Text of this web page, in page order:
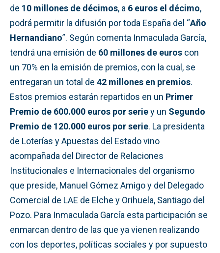
de 10 millones de décimos, a 6 euros el décimo,
podrá permitir la difusión por toda España del “Año
Hernandiano”. Según comenta Inmaculada García,
tendrá una emisión de 60 millones de euros con
un 70% en la emisión de premios, con la cual, se
entregaran un total de 42 millones en premios.
Estos premios estarán repartidos en un Primer
Premio de 600.000 euros por seriey un Segundo
Premio de 120.000 euros por serie. La presidenta
de Loterías y Apuestas del Estado vino
acompañada del Director de Relaciones
Institucionales e Internacionales del organismo
que preside, Manuel Gómez Amigo y del Delegado
Comercial de LAE de Elche y Orihuela, Santiago del
Pozo. Para Inmaculada García esta participación se
enmarcan dentro de las que ya vienen realizando
con los deportes, políticas sociales y por supuesto